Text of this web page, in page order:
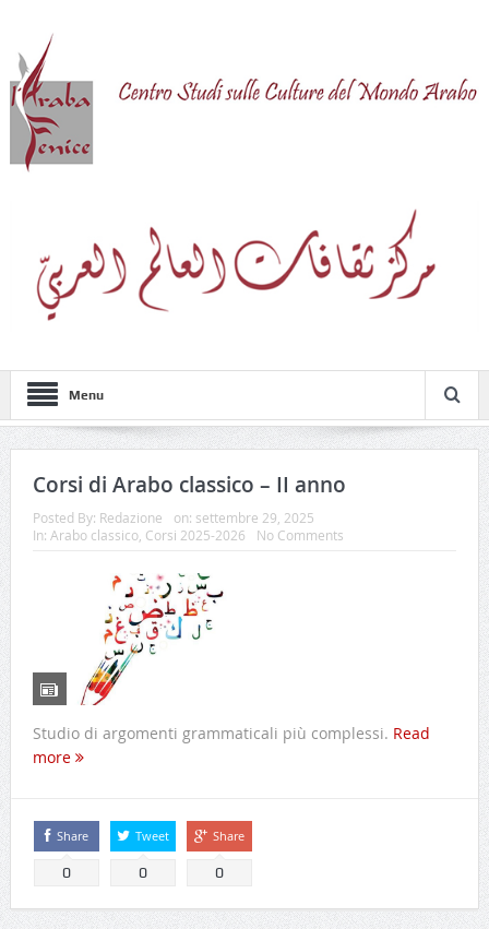
Menu
Corsi di Arabo classico – II anno
Posted By: Redazione on: settembre 29, 2025
In: Arabo classico, Corsi 2025-2026 No Comments
Studio di argomenti grammaticali più complessi. Read
more
Share
0
Tweet
0
Share
0